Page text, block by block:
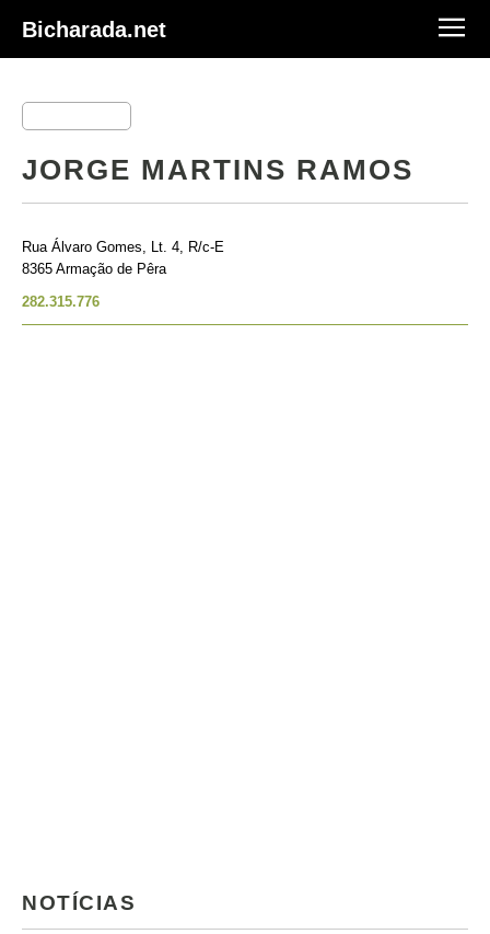
Bicharada.net
JORGE MARTINS RAMOS
Rua Álvaro Gomes, Lt. 4, R/c-E
8365 Armação de Pêra
282.315.776
NOTÍCIAS